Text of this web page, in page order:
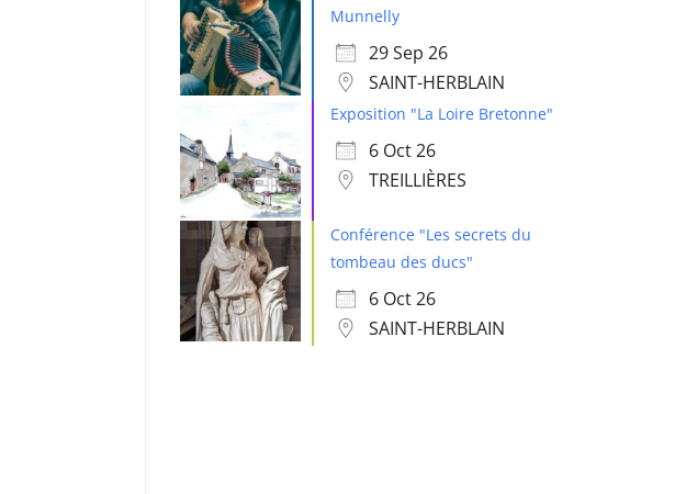
Munnelly
29 Sep 26
SAINT-HERBLAIN
Exposition "La Loire Bretonne"
6 Oct 26
TREILLIÈRES
Conférence "Les secrets du
tombeau des ducs"
6 Oct 26
SAINT-HERBLAIN